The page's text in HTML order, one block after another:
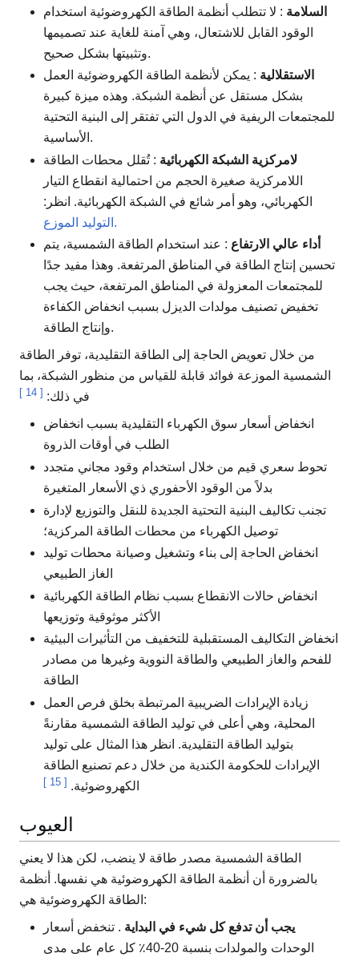
السلامة : لا تتطلب أنظمة الطاقة الكهروضوئية استخدام
الوقود القابل للاشتعال، وهي آمنة للغاية عند تصميمها
وتثبيتها بشكل صحيح.
الاستقلالية : يمكن لأنظمة الطاقة الكهروضوئية العمل
بشكل مستقل عن أنظمة الشبكة. وهذه ميزة كبيرة
للمجتمعات الريفية في الدول التي تفتقر إلى البنية التحتية
الأساسية.
لامركزية الشبكة الكهربائية : تُقلل محطات الطاقة
اللامركزية صغيرة الحجم من احتمالية انقطاع التيار
الكهربائي، وهو أمر شائع في الشبكة الكهربائية. انظر:
التوليد الموزع.
أداء عالي الارتفاع : عند استخدام الطاقة الشمسية، يتم
تحسين إنتاج الطاقة في المناطق المرتفعة. وهذا مفيد جدًا
للمجتمعات المعزولة في المناطق المرتفعة، حيث يجب
تخفيض تصنيف مولدات الديزل بسبب انخفاض الكفاءة
وإنتاج الطاقة.
من خلال تعويض الحاجة إلى الطاقة التقليدية، توفر الطاقة
الشمسية الموزعة فوائد قابلة للقياس من منظور الشبكة، بما
في ذلك: [
]
انخفاض أسعار سوق الكهرباء التقليدية بسبب انخفاض
الطلب في أوقات الذروة
تحوط سعري قيم من خلال استخدام وقود مجاني متجدد
بدلاً من الوقود الأحفوري ذي الأسعار المتغيرة
تجنب تكاليف البنية التحتية الجديدة للنقل والتوزيع لإدارة
توصيل الكهرباء من محطات الطاقة المركزية؛
انخفاض الحاجة إلى بناء وتشغيل وصيانة محطات توليد
الغاز الطبيعي
انخفاض حالات الانقطاع بسبب نظام الطاقة الكهربائية
الأكثر موثوقية وتوزيعها
انخفاض التكاليف المستقبلية للتخفيف من التأثيرات البيئية
للفحم والغاز الطبيعي والطاقة النووية وغيرها من مصادر
الطاقة
زيادة الإيرادات الضريبية المرتبطة بخلق فرص العمل
المحلية، وهي أعلى في توليد الطاقة الشمسية مقارنةً
بتوليد الطاقة التقليدية. انظر هذا المثال على توليد
الإيرادات للحكومة الكندية من خلال دعم تصنيع الطاقة
الكهروضوئية. [
]
العيوب
الطاقة الشمسية مصدر طاقة لا ينضب، لكن هذا لا يعني
بالضرورة أن أنظمة الطاقة الكهروضوئية هي نفسها. أنظمة
الطاقة الكهروضوئية هي:
يجب أن تدفع كل شيء في البداية . تنخفض أسعار
الوحدات والمولدات بنسبة 20-40٪ كل عام على مدى